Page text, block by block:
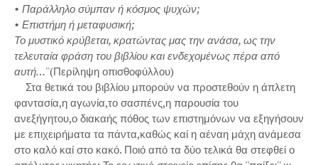
• Παράλληλο σύμπαν ή κόσμος ψυχών;
• Επιστήμη ή μεταφυσική;
Το μυστικό κρύβεται, κρατώντας μας την ανάσα, ως την
τελευταία φράση του βιβλίου και ενδεχομένως πέρα από
αυτή…''(Περίληψη οπισθοφύλλου)
Στα θετικά του βιβλίου μπορούν να προστεθούν η άπλετη
φαντασία,η αγωνία,το σασπένς,η παρουσία του
ανεξήγητου,ο διακαής πόθος των επιστημόνων να εξηγήσουν
με επιχειρήματα τα πάντα,καθώς καί η αέναη μάχη ανάμεσα
στο καλό καί στο κακό. Ποιό από τα δύο τελικά θα στεφθεί ο